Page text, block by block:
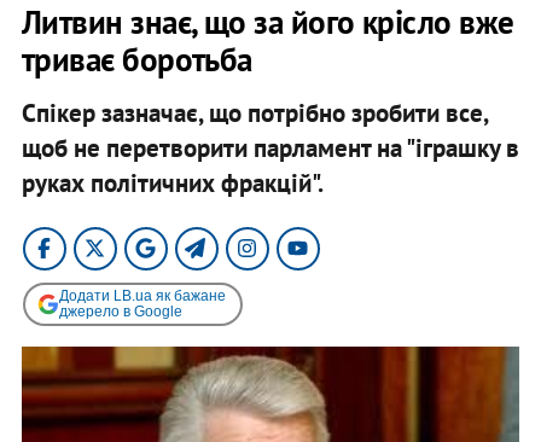
Литвин знає, що за його крісло вже
триває боротьба
Спікер зазначає, що потрібно зробити все,
щоб не перетворити парламент на "іграшку в
руках політичних фракцій".
Додати LB.ua як бажане
джерело в Google